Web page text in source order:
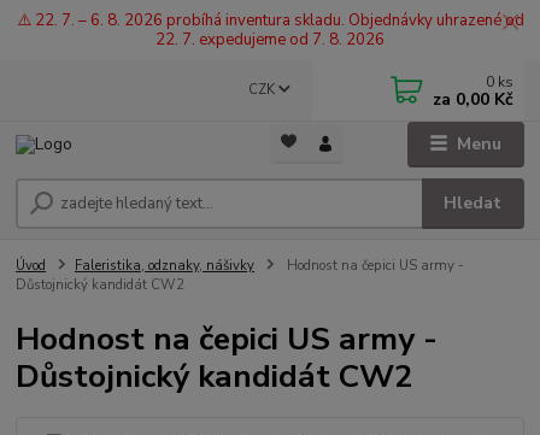
⚠️ 22. 7. – 6. 8. 2026 probíhá inventura skladu. Objednávky uhrazené od
22. 7. expedujeme od 7. 8. 2026
Menu
CZK
Hledat
0 ks
za 0,00 Kč
Úvod Faleristika, odznaky, nášivky
Hodnost na čepici US army -
Důstojnický kandidát CW2
Hodnost na čepici US army -
Důstojnický kandidát CW2